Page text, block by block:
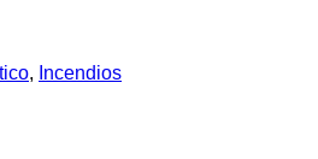
, Incendios